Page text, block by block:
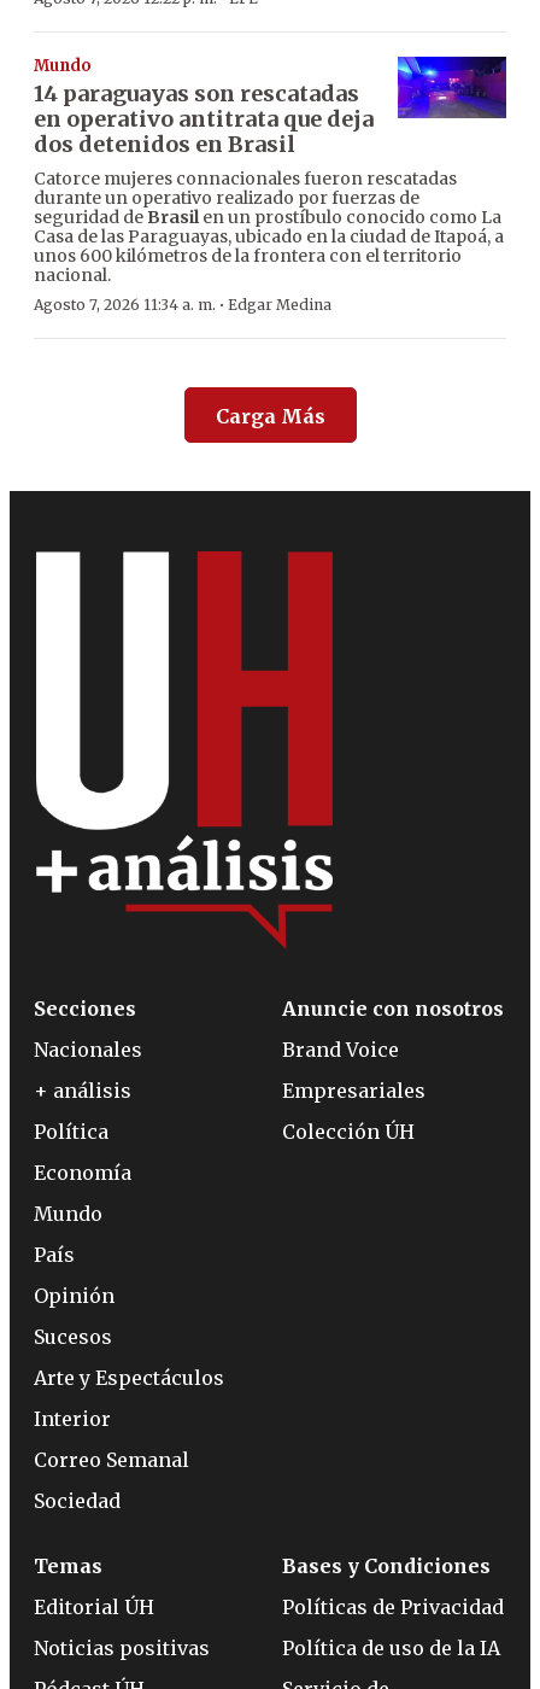
Mundo
14 paraguayas son rescatadas
en operativo antitrata que deja
dos detenidos en Brasil
Catorce mujeres connacionales fueron rescatadas
durante un operativo realizado por fuerzas de
seguridad de Brasilen un prostíbulo conocido como La
Casa de las Paraguayas, ubicado en la ciudad de Itapoá, a
unos 600 kilómetros de la frontera con el territorio
nacional.
Agosto 7, 2026 11:34 a. m. · Edgar Medina
Carga Más
Secciones
Nacionales
+ análisis
Política
Economía
Mundo
País
Opinión
Sucesos
Arte y Espectáculos
Interior
Correo Semanal
Sociedad
Anuncie con nosotros
Brand Voice
Empresariales
Colección ÚH
Temas
Editorial ÚH
Noticias positivas
Bases y Condiciones
Políticas de Privacidad
Política de uso de la IA